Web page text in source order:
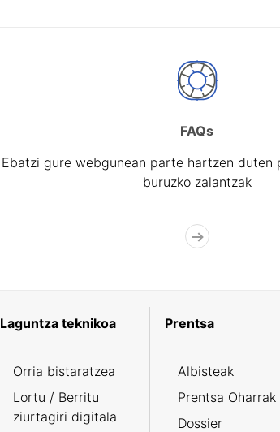
FAQs
Ebatzi gure webgunean parte hartzen duten
buruzko zalantzak
Laguntza teknikoa
Orria bistaratzea
Lortu / Berritu
ziurtagiri digitala
Prentsa
Albisteak
Prentsa Oharrak
Dossier